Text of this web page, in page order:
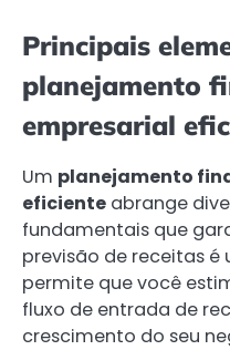
Principais
planejamento
empresarial
Um planejamento
eficiente abrange
fundamentais que
previsão de receitas é
permite que você
fluxo de entrada de
crescimento do seu